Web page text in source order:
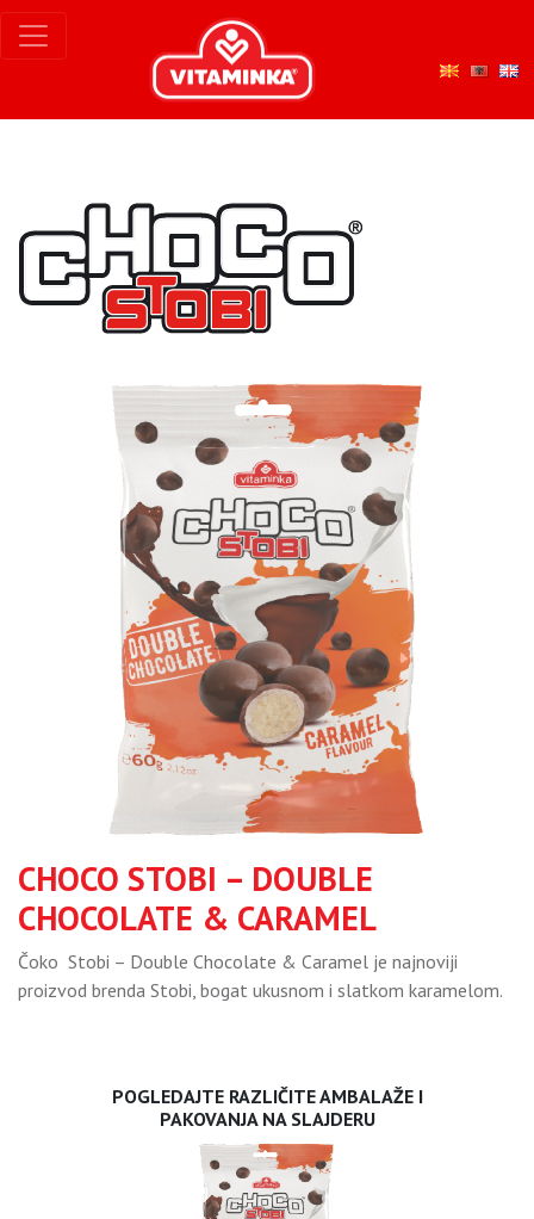
CHOCO STOBI – DOUBLE
CHOCOLATE & CARAMEL
Čoko Stobi – Double Chocolate & Caramel je najnoviji
proizvod brenda Stobi, bogat ukusnom i slatkom karamelom.
POGLEDAJTE RAZLIČITE AMBALAŽE I
PAKOVANJA NA SLAJDERU